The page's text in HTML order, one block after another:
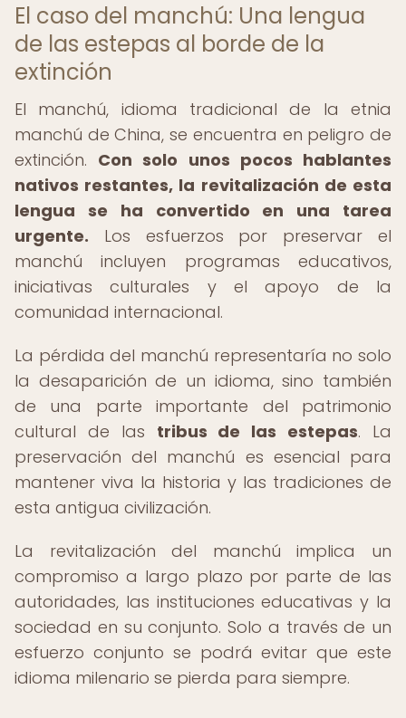
El caso del manchú: Una lengua
de las estepas al borde de la
extinción
El manchú, idioma tradicional de la etnia
manchú de China, se encuentra en peligro de
extinción. Con solo unos pocos hablantes
nativos restantes, la revitalización de esta
lengua se ha convertido en una tarea
urgente. Los esfuerzos por preservar el
manchú incluyen programas educativos,
iniciativas culturales y el apoyo de la
comunidad internacional.
La pérdida del manchú representaría no solo
la desaparición de un idioma, sino también
de una parte importante del patrimonio
cultural de las tribus de las estepas. La
preservación del manchú es esencial para
mantener viva la historia y las tradiciones de
esta antigua civilización.
La revitalización del manchú implica un
compromiso a largo plazo por parte de las
autoridades, las instituciones educativas y la
sociedad en su conjunto. Solo a través de un
esfuerzo conjunto se podrá evitar que este
idioma milenario se pierda para siempre.